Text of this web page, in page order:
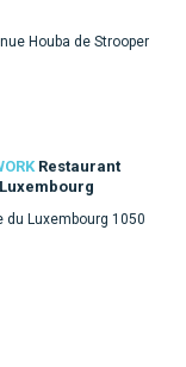
Houba de Strooper
Restaurant
du Luxembourg 1050